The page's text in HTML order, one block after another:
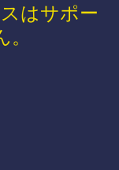
はサポー